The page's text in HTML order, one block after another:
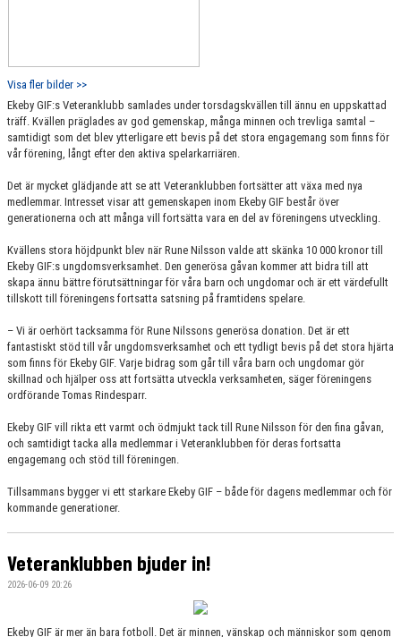
Visa fler bilder >>
Ekeby GIF:s Veteranklubb samlades under torsdagskvällen till ännu en uppskattad
träff. Kvällen präglades av god gemenskap, många minnen och trevliga samtal –
samtidigt som det blev ytterligare ett bevis på det stora engagemang som finns för
vår förening, långt efter den aktiva spelarkarriären.
Det är mycket glädjande att se att Veteranklubben fortsätter att växa med nya
medlemmar. Intresset visar att gemenskapen inom Ekeby GIF består över
generationerna och att många vill fortsätta vara en del av föreningens utveckling.
Kvällens stora höjdpunkt blev när Rune Nilsson valde att skänka 10 000 kronor till
Ekeby GIF:s ungdomsverksamhet. Den generösa gåvan kommer att bidra till att
skapa ännu bättre förutsättningar för våra barn och ungdomar och är ett värdefullt
tillskott till föreningens fortsatta satsning på framtidens spelare.
– Vi är oerhört tacksamma för Rune Nilssons generösa donation. Det är ett
fantastiskt stöd till vår ungdomsverksamhet och ett tydligt bevis på det stora hjärta
som finns för Ekeby GIF. Varje bidrag som går till våra barn och ungdomar gör
skillnad och hjälper oss att fortsätta utveckla verksamheten, säger föreningens
ordförande Tomas Rindesparr.
Ekeby GIF vill rikta ett varmt och ödmjukt tack till Rune Nilsson för den fina gåvan,
och samtidigt tacka alla medlemmar i Veteranklubben för deras fortsatta
engagemang och stöd till föreningen.
Tillsammans bygger vi ett starkare Ekeby GIF – både för dagens medlemmar och för
kommande generationer.
Veteranklubben bjuder in!
2026-06-09 20:26
Ekeby GIF är mer än bara fotboll. Det är minnen, vänskap och människor som genom